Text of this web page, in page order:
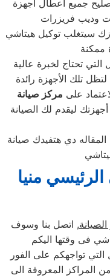
جميع أعطال أجهزة
سيتغلب توكيل هيتاشي
تحتاج لخبرة عالية
تلك الأجهزة رائدة
على مركز صيانة
ليقدم لك الصيانة
دي هتفيدك صيانة
منيا
, اتصل بنا وسوف
فى وقتها اليكم
تواجهكم على الفور
المراكز المعروفة الى